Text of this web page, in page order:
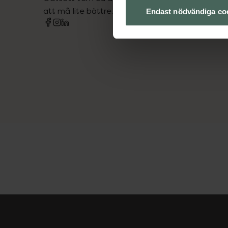
Endast nödvändiga
att må lite bättre. Välkommen att prata med